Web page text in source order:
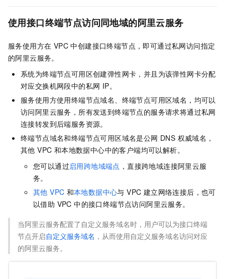
使用接口终端节点访问同地域的阿里云服务
服务使用方在 VPC 中创建接口终端节点，即可通过私网访问指定
的阿里云服务。
系统为终端节点可用区创建弹性网卡，并且为该弹性网卡分配
对应交换机网段中的私网 IP。
服务使用方使用终端节点域名、终端节点可用区域名，均可以
访问阿里云服务，所有发送到终端节点的服务请求将通过私网
连接转发到后端服务资源。
终端节点域名和终端节点可用区域名是公网 DNS 权威域名，
其他 VPC 和本地数据中心中的客户端均可以解析。
您可以通过启用跨地域端点 ，直接跨地域连接阿里云服
务。
其他 VPC 和本地数据中心与 VPC 建立网络连接后，也可
以借助 VPC 中的接口终端节点访问阿里云服务。
当阿里云服务配置了自定义服务域名时，用户可以为接口终端
节点开启自定义服务域名 ，从而使用自定义服务域名访问对应
的阿里云服务。